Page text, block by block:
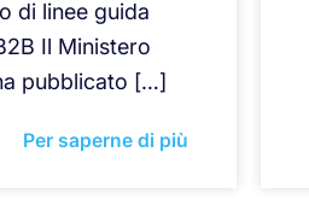
di linee guida
Il Ministero
pubblicato […]
Per saperne di più